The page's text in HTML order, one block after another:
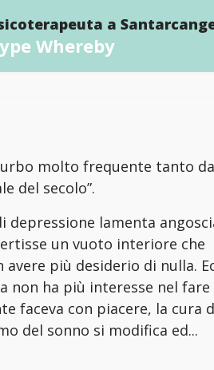
a
Whereby
molto frequente tanto da
del secolo”.
depressione lamenta
un vuoto interiore che
più desiderio di nulla.
non ha più interesse nel fare
faceva con piacere, la cura
del sonno si modifica ed...